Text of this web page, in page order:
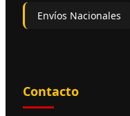
Envíos Nacionales
Contacto